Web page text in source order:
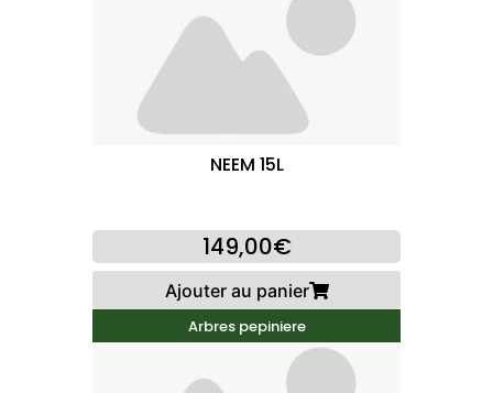
NEEM 15L
149,00€
Ajouter au panier
Arbres pepiniere